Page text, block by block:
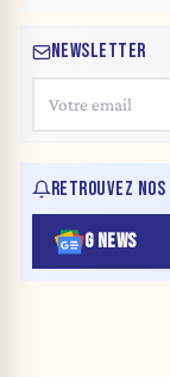
NEWSLETTER
RETROUVEZ
G NEWS